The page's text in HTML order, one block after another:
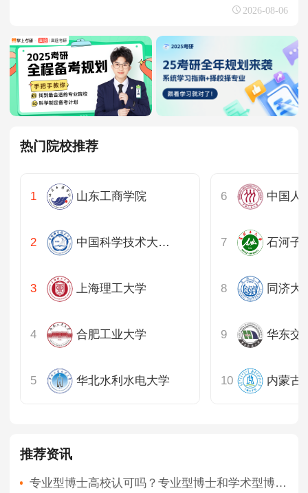
2026-08-06
热门院校推荐
山东工商学院
中国科学技术大学上海
上海理工大学
合肥工业大学
华北水利水电大学
中国人
石河子
同济大
华东交
内蒙古
推荐资讯
专业型博士高校认可吗？专业型博士和学术型博士的区别？